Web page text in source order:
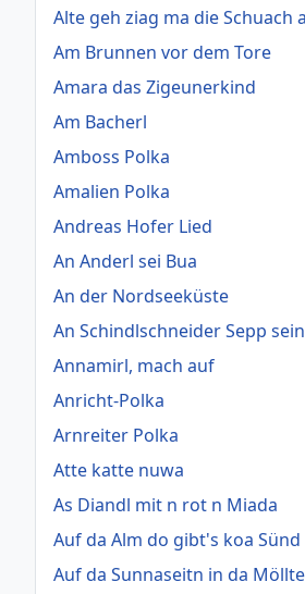
Alte geh ziag ma die Schuach
Am Brunnen vor dem Tore
Amara das Zigeunerkind
Am Bacherl
Amboss Polka
Amalien Polka
Andreas Hofer Lied
An Anderl sei Bua
An der Nordseeküste
An Schindlschneider Sepp
Annamirl, mach auf
Anricht-Polka
Arnreiter Polka
Atte katte nuwa
As Diandl mit n rot n Miada
Auf da Alm do gibt's koa Sünd
Auf da Sunnaseitn in da